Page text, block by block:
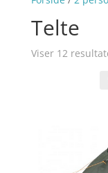
Telte
Viser 12